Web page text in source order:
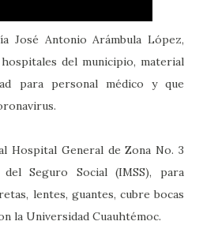
José Antonio Arámbula López,
del municipio, material
para personal médico y que
Hospital General de Zona No. 3
Seguro Social (IMSS), para
lentes, guantes, cubre bocas
la Universidad Cuauhtémoc.